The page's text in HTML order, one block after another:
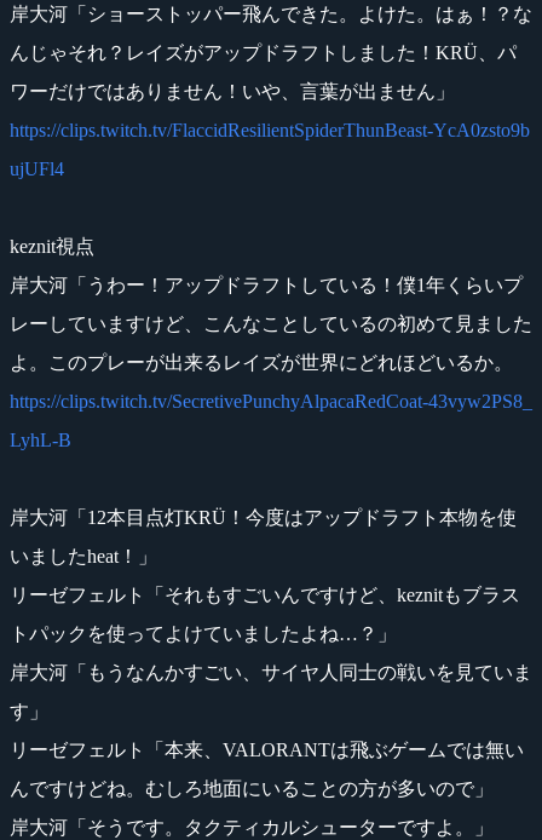
岸大河「ショーストッパー飛んできた。よけた。はぁ！？な
んじゃそれ？レイズがアップドラフトしました！KRÜ、パ
ワーだけではありません！いや、言葉が出ません」
https://clips.twitch.tv/FlaccidResilientSpiderThunBeast-YcA0zsto9b
ujUFl4
keznit視点
岸大河「うわー！アップドラフトしている！僕1年くらいプ
レーしていますけど、こんなことしているの初めて見ました
よ。このプレーが出来るレイズが世界にどれほどいるか。
https://clips.twitch.tv/SecretivePunchyAlpacaRedCoat-43vyw2PS8_
LyhL-B
岸大河「12本目点灯KRÜ！今度はアップドラフト本物を使
いましたheat！」
リーゼフェルト「それもすごいんですけど、keznitもブラス
トパックを使ってよけていましたよね…？」
岸大河「もうなんかすごい、サイヤ人同士の戦いを見ていま
す」
リーゼフェルト「本来、VALORANTは飛ぶゲームでは無い
んですけどね。むしろ地面にいることの方が多いので」
岸大河「そうです。タクティカルシューターですよ。」